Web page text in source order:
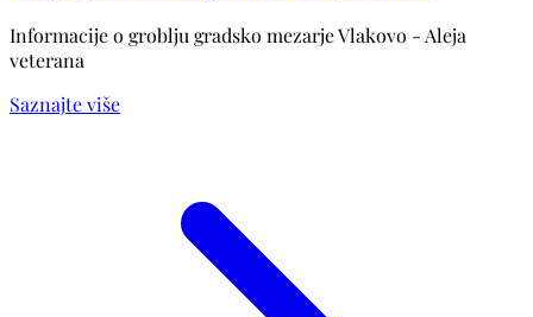
Informacije o groblju gradsko mezarje Vlakovo - Aleja
veterana
Saznajte više